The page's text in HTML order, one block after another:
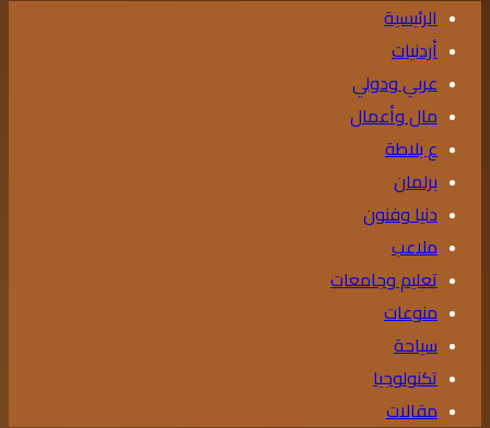
الرئيسية
أردنيات
عربي ودولي
مال وأعمال
ع بلاطة
برلمان
دنيا وفنون
ملاعب
تعليم وجامعات
منوعات
سياحة
تكنولوجيا
مقالات